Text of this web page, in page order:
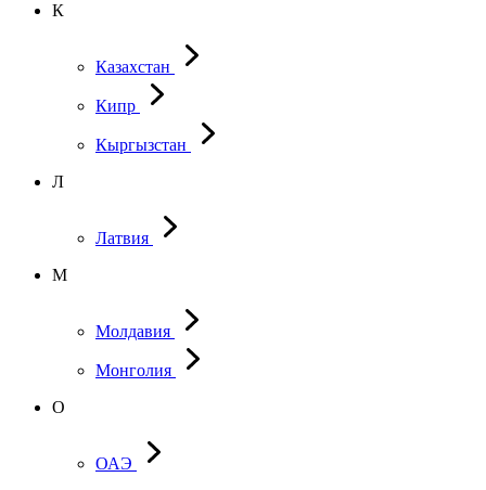
К
Казахстан
Кипр
Кыргызстан
Л
Латвия
М
Молдавия
Монголия
О
ОАЭ